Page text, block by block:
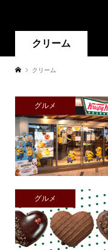
クリーム
クリーム
グルメ
グルメ